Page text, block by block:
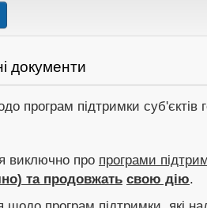
документи
програм підтримки
виключно про програми
та продовжать свою дію.